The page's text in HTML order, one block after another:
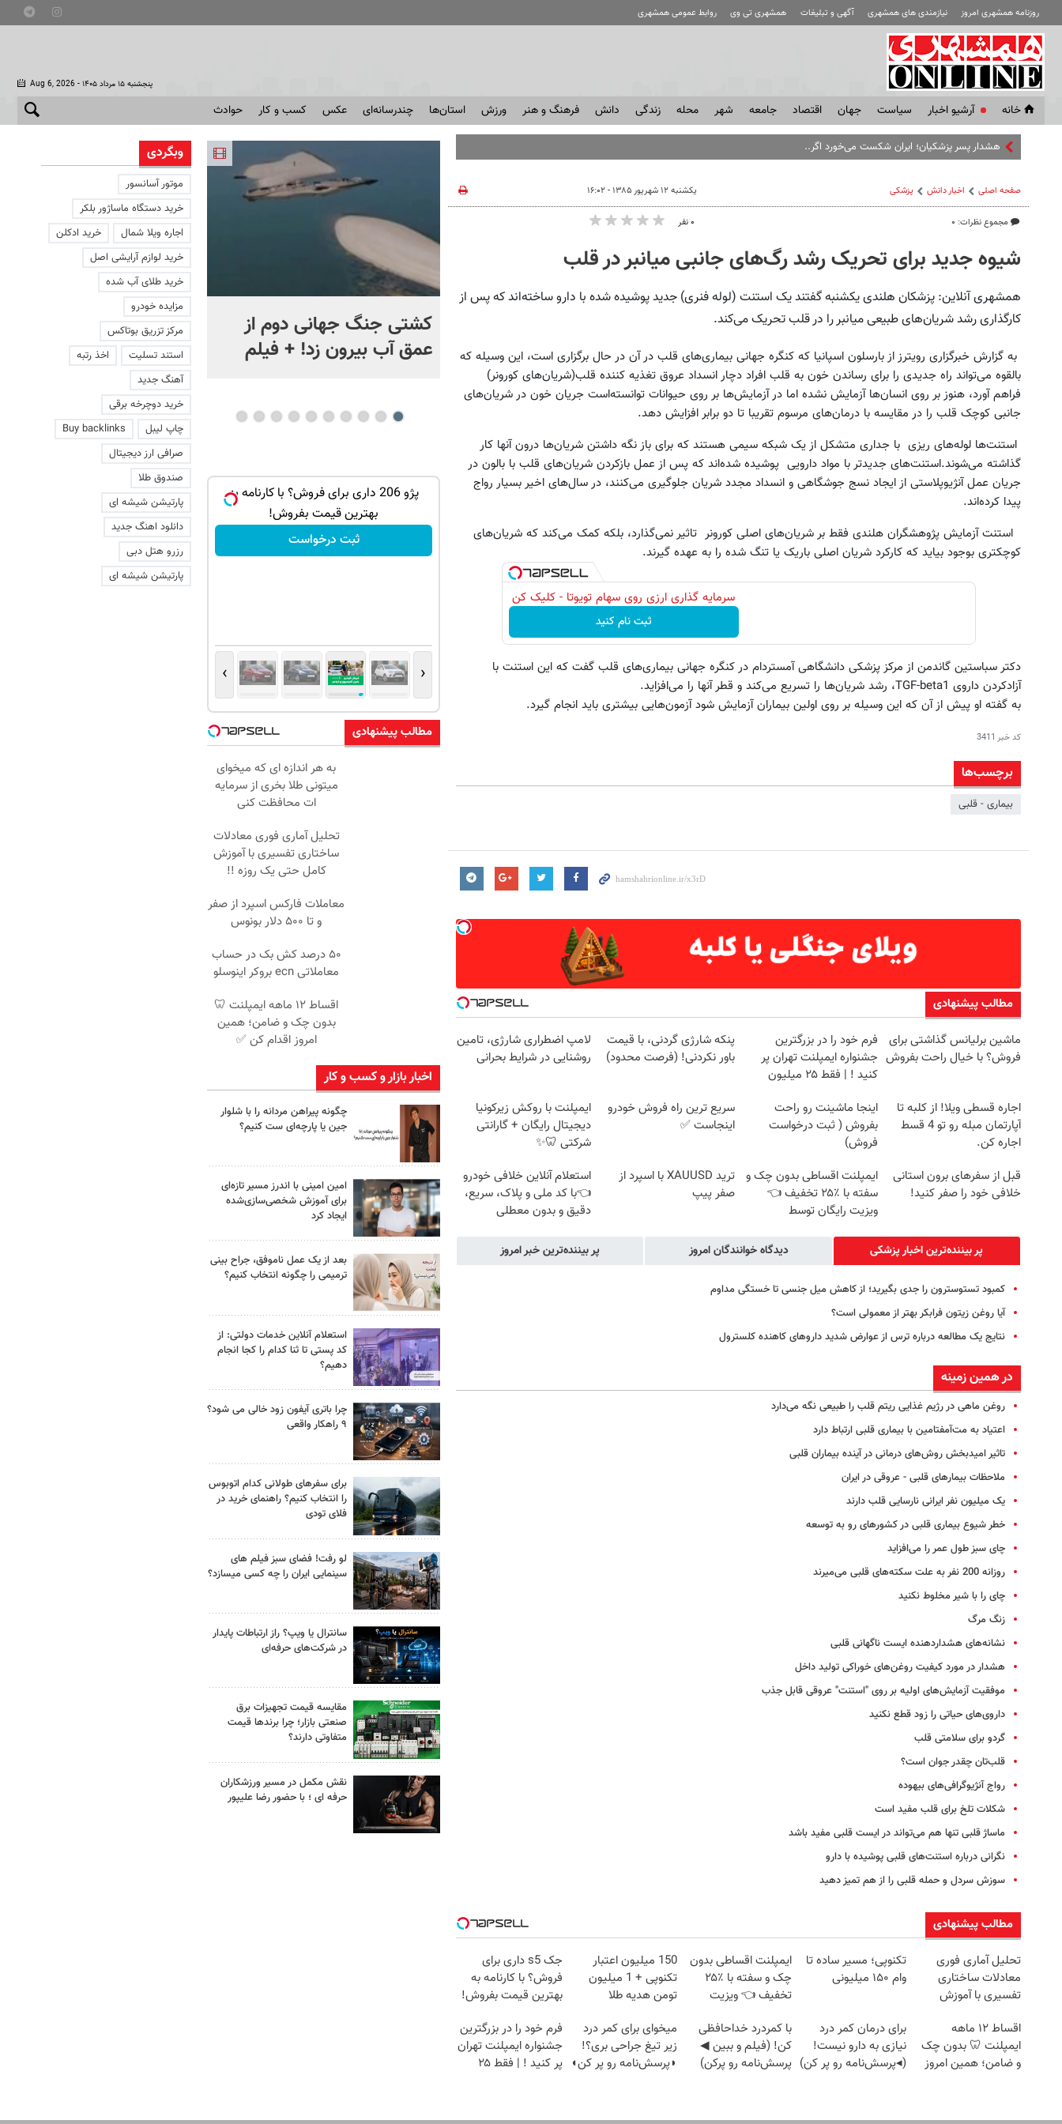
روزنامه همشهری امروز نیازمندی های همشهری آگهی و تبلیغات همشهری تی وی روابط عمومی همشهری
Aug 6, 2026 - پنجشنبه ۱۵ مرداد ۱۴۰۵
خانه آرشیو اخبار سياست جهان اقتصاد جامعه شهر محله زندگی دانش فرهنگ و هنر ورزش استان‌ها چندرسانه‌ای عکس کسب و کار حوادث
هشدار پسر پزشکیان؛ ایران شکست می‌خورد اگر...| منظور رئیس
صفحه اصلی اخبار دانش پزشکی
مجموع نظرات: ۰
یکشنبه ۱۲ شهریور ۱۳۸۵ - ۱۶:۰۲
۰ نفر
شیوه‌ جدید برای تحریک رشد رگ‌های جانبی میانبر در قلب
همشهری آنلاین: پزشکان هلندی یکشنبه گفتند یک استنت (لوله فنری) جدید پوشیده شده با دارو ساخته‌اند که پس از
کارگذاری رشد شریان‌های طبیعی میانبر را در قلب تحریک می‌کند.
به گزارش خبرگزاری رویترز از بارسلون اسپانیا که کنگره جهانی بیماری‌های قلب در آن در حال برگزاری است، این وسیله که
بالقوه می‌تواند راه جدیدی را برای رساندن خون به قلب افراد دچار انسداد عروق تغذیه کننده قلب(شریان‌های کورونر)
فراهم آورد، هنوز بر روی انسان‌ها آزمایش نشده اما در آزمایش‌ها بر روی حیوانات توانسته‌است جریان خون در شریان‌های
جانبی کوچک قلب را در مقایسه با درمان‌‌های مرسوم تقریبا تا دو برابر افزایش دهد.
استنت‌ها لوله‌های ریزی با جداری متشکل از یک شبکه سیمی هستند که برای باز نگه داشتن شریان‌ها درون آنها کار
گذاشته می‌شوند.استنت‌های جدیدتر با مواد دارویی پوشیده شده‌اند که پس از عمل بازکردن شریان‌های قلب با بالون در
جریان عمل آنژیوپلاستی از ایجاد نسج جوشگاهی و انسداد مجدد شریان جلوگیری می‌کنند، در سال‌های اخیر بسیار رواج
پیدا کرده‌اند.
استنت آزمایش پژوهشگران هلندی فقط بر شریان‌‌های اصلی کورونر تاثیر نمی‌گذارد، بلکه کمک می‌کند که شریان‌های
کوچکتری بوجود بیاید که کارکرد شریان اصلی باریک یا تنگ شده را به عهده گیرند.
سرمایه گذاری ارزی روی سهام تویوتا - کلیک کن
ثبت نام کنید
دکتر سباستین گاندمن از مرکز پزشکی دانشگاهی آمستردام در کنگره جهانی بیماری‌های قلب گفت که این استنت با
آزادکردن داروی TGF-beta1، رشد شریان‌ها را تسریع می‌کند و قطر آنها را می‌افزاید.
به گفته او پیش از آن که این وسیله بر روی اولین بیماران آزمایش شود آزمون‌هایی بیشتری باید انجام گیرد.
کد خبر 3411
برچسب‌ها
بیماری - قلبی
مطالب پیشنهادی
ماشین برلیانس گذاشتی برای
فروش؟ با خیال راحت بفروش
فرم خود را در بزرگترین
جشنواره ایمپلنت تهران پر
کنید ! | فقط ۲۵ میلیون
پنکه شارژی گردنی، با قیمت
باور نکردنی! (فرصت محدود)
لامپ اضطراری شارژی، تامین
روشنایی در شرایط بحرانی
اجاره‌ قسطی ویلا! از کلبه تا
آپارتمان مبله رو تو 4 قسط
اجاره کن.
اینجا ماشینت رو راحت
بفروش ( ثبت درخواست
فروش)
سریع ترین راه فروش خودرو
اینجاست ✅
ایمپلنت با روکش زیرکونیا
دیجیتال رایگان + گارانتی
شرکتی 🦷✨
قبل از سفرهای برون استانی
خلافی خود را صفر کنید!
ایمپلنت اقساطی بدون چک و
سفته با ٪۲۵ تخفیف 👈
ویزیت رایگان توسط
ترید XAUUSD با اسپرد از
صفر پیپ
استعلام آنلاین خلافی خودرو
👈با کد ملی و پلاک، سریع،
دقیق و بدون معطلی
پر بیننده‌ترین اخبار پزشکی دیدگاه خوانندگان امروز پر بیننده‌ترین خبر امروز
کمبود تستوسترون را جدی بگیرید؛ از کاهش میل جنسی تا خستگی مداوم
آیا روغن زیتون فرابکر بهتر از معمولی است؟
نتایج یک مطالعه درباره ترس از عوارض شدید داروهای کاهنده کلسترول
در همین زمینه
روغن ماهی در رژیم غذایی ریتم قلب را طبیعی نگه می‌دارد
اعتیاد به مت‌آمفتامین با بیماری قلبی ارتباط دارد
تاثیر امیدبخش روش‌های درمانی در آینده بیماران قلبی
ملاحظات بیمارهای قلبی - عروقی در ایران
یک میلیون نفر ایرانی نارسایی قلب دارند
خطر شیوع بیماری قلبی در کشورهای رو به توسعه
چای سبز طول عمر را می‌افزاید
روزانه 200 نفر به علت سکته‌های قلبی می‌میرند
چای را با شیر مخلوط نکنید
زنگ مرگ
نشانه‌های هشداردهنده ایست ناگهانی قلبی
هشدار در مورد کیفیت روغن‌های خوراکی تولید داخل
موفقیت آزمایش‌های اولیه بر روی "استنت" عروقی قابل‌ جذب
داروی‌های حیاتی را زود قطع نکنید
گردو برای سلامتی قلب
قلب‌تان چقدر جوان است؟
رواج آنژیوگرافی‌های بیهوده
شکلات تلخ برای قلب مفید است
ماساژ قلبی تنها هم می‌تواند در ایست قلبی مفید باشد
نگرانی درباره استنت‌های قلبی پوشیده با دارو
سوزش سردل و حمله قلبی را از هم تمیز دهید
مطالب پیشنهادی
تحلیل آماری فوری
معادلات ساختاری
تفسیری با آموزش
تکنوپی؛ مسیر ساده تا
وام ۱۵۰ میلیونی
ایمپلنت اقساطی بدون
چک و سفته با ٪۲۵
تخفیف 👈 ویزیت
150 میلیون اعتبار
تکنوپی + 1 میلیون
تومن هدیه طلا
جک s5 داری برای
فروش؟ با کارنامه به
بهترین قیمت بفروش!
اقساط ۱۲ ماهه
ایمپلنت 🦷 بدون چک
و ضامن؛ همین امروز
برای درمان کمر درد
نیازی به دارو نیست!
(◂پرسش‌نامه رو پر کن)
با کمردرد خداحافظی
کن! (فیلم و ببین ◀
پرسش‌نامه رو پرکن)
میخوای برای کمر درد
زیر تیغ جراحی بری؟!
◗پرسش‌نامه رو پر کن◖
فرم خود را در بزرگترین
جشنواره ایمپلنت تهران
پر کنید ! | فقط ۲۵
۹ با ماه + فیلم
کشتی‌ جنگ جهانی دوم از
عمق آب بیرون زد! + فیلم
افشای اطلاعات برای ترور
بارون ترامپ | ماجرای قرار
عاشقانه با یک زن
جک s5 داری برای فروش؟ با کارنامه به
بهترین قیمت بفروش!
ثبت درخواست
فروش خودرو شما فقط با یک درخواست
ثبت درخواست
207 داری برای فروش؟ با کارنامه به بهترین
ثبت درخواست
پژو 206 داری برای فروش؟ با کارنامه به
بهترین قیمت بفروش!
ثبت درخواست
‹
›
مطالب پیشنهادی
به هر اندازه ای که میخوای
میتونی طلا بخری از سرمایه
ات محافظت کنی
تحلیل آماری فوری معادلات
ساختاری تفسیری با آموزش
کامل حتی یک روزه !!
معاملات فارکس اسپرد از صفر
و تا ۵۰۰ دلار بونوس
۵۰ درصد کش بک در حساب
معاملاتی ecn بروکر اینوسلو
اقساط ۱۲ ماهه ایمپلنت 🦷
بدون چک و ضامن؛ همین
امروز اقدام کن ✅
اخبار بازار و کسب و کار
چگونه پیراهن مردانه را با شلوار
جین یا پارچه‌ای ست کنیم؟
امین امینی با اندرز مسیر تازه‌ای
برای آموزش شخصی‌سازی‌شده
ایجاد کرد
بعد از یک عمل ناموفق، جراح بینی
ترمیمی را چگونه انتخاب کنیم؟
استعلام آنلاین خدمات دولتی: از
کد پستی تا ثنا کدام را کجا انجام
دهیم؟
چرا باتری آیفون زود خالی می شود؟
۹ راهکار واقعی
برای سفرهای طولانی کدام اتوبوس
را انتخاب کنیم؟ راهنمای خرید در
فلای تودی
لو رفت! فضای سبز فیلم های
سینمایی ایران را چه کسی میسازد؟
سانترال یا ویپ؟ راز ارتباطات پایدار
در شرکت‌های حرفه‌ای
مقایسه قیمت تجهیزات برق
صنعتی بازار؛ چرا برندها قیمت
متفاوتی دارند؟
نقش مکمل در مسیر ورزشکاران
حرفه ای ؛ با حضور رضا علیپور
وبگردی
موتور آسانسور
خرید دستگاه ماساژور بلکر
اجاره ویلا شمال
خرید ادکلن
خرید لوازم آرایشی اصل
خرید طلای آب شده
مزایده خودرو
مرکز تزریق بوتاکس
استند تسلیت
اخذ رتبه
آهنگ جدید
خرید دوچرخه برقی
چاپ لیبل
Buy backlinks
صرافی ارز دیجیتال
صندوق طلا
پارتیشن شیشه ای
دانلود اهنگ جدید
رزرو هتل دبی
پارتیشن شیشه ای